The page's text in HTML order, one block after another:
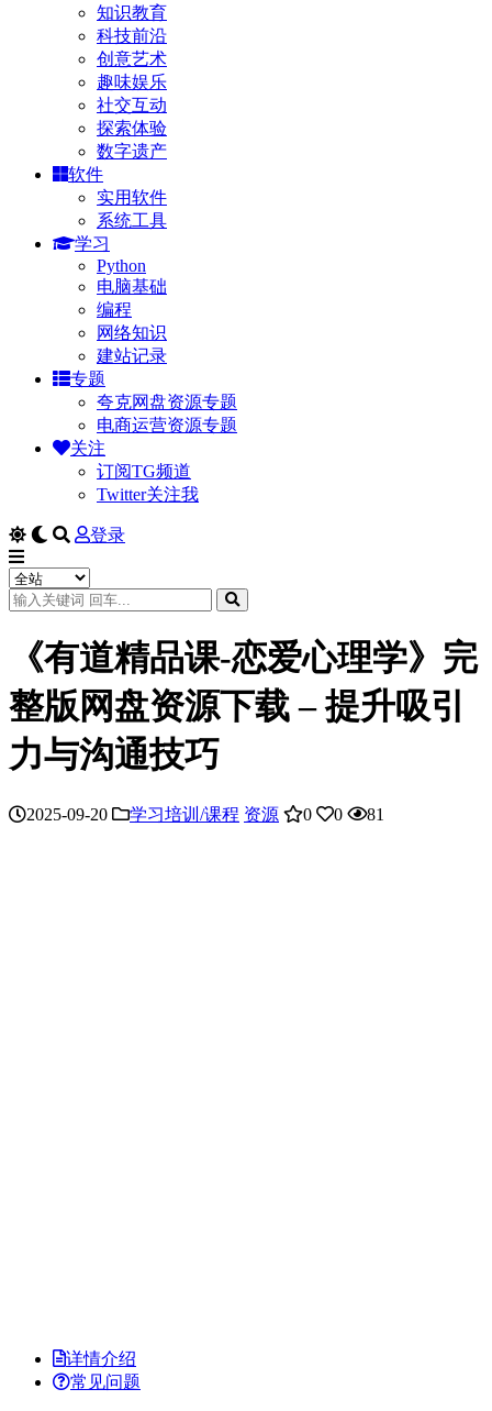
知识教育
科技前沿
创意艺术
趣味娱乐
社交互动
探索体验
数字遗产
软件
实用软件
系统工具
学习
Python
电脑基础
编程
网络知识
建站记录
专题
夸克网盘资源专题
电商运营资源专题
关注
订阅TG频道
Twitter关注我
登录
《有道精品课-恋爱心理学》完
整版网盘资源下载 – 提升吸引
力与沟通技巧
2025-09-20 学习培训/课程 资源 0 0 81
详情介绍
常见问题